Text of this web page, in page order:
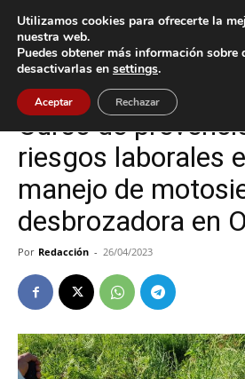
Inicio Oia
Oia
Curso de
riesgos laborales
manejo de
desbrozadora en
Por Redacción - 26/04/2023
Utilizamos cookies para ofrecerte la
nuestra web.
Puedes obtener más información
desactivarlas en settings.
Aceptar Rechazar